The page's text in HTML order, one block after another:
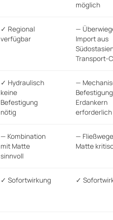
möglich
✓ Regional
verfügbar
—
Import aus
Transport-
✓ Hydraulisch
keine
Befestigung
nötig
—
Erdankern
erforderlich
— Kombination
mit Matte
sinnvoll
—
Matte
✓ Sofortwirkung ✓